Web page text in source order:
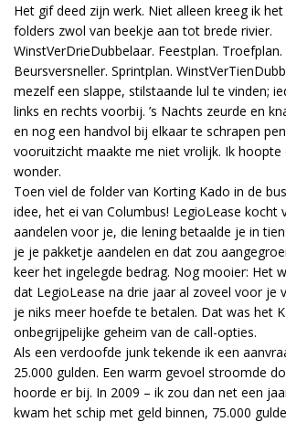
Het gif deed zijn werk. Niet alleen kreeg ik
folders zwol van beekje aan tot brede rivier.
WinstVerDrieDubbelaar. Feestplan. Troefplan.
Beursversneller. Sprintplan.
mezelf een slappe, stilstaande lul te vinden;
links en rechts voorbij. ’s Nachts zeurde en
en nog een handvol bij elkaar te schrapen
vooruitzicht maakte me niet vrolijk. Ik hoopte
wonder.
Toen viel de folder van Korting Kado in de
idee, het ei van Columbus! LegioLease kocht
aandelen voor je, die lening betaalde je in
je je pakketje aandelen en dat zou
keer het ingelegde bedrag. Nog mooier: Het
dat LegioLease na drie jaar al zoveel voor je
je niks meer hoefde te betalen. Dat was het
onbegrijpelijke geheim van de call-opties.
Als een verdoofde junk tekende ik een
25.000 gulden. Een warm gevoel stroomde
hoorde er bij. In 2009 – ik zou dan net een
kwam het schip met geld binnen, 75.000